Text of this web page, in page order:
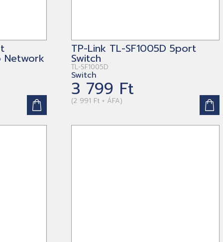
Network
TP-Link TL-SF1005D 5port
Switch
TL-SF1005D
Switch
3 799 Ft
(2 991 Ft + ÁFA)